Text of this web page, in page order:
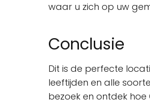
waar u zich op uw
Conclusie
Dit is de perfecte
leeftijden en alle
bezoek en ontdek